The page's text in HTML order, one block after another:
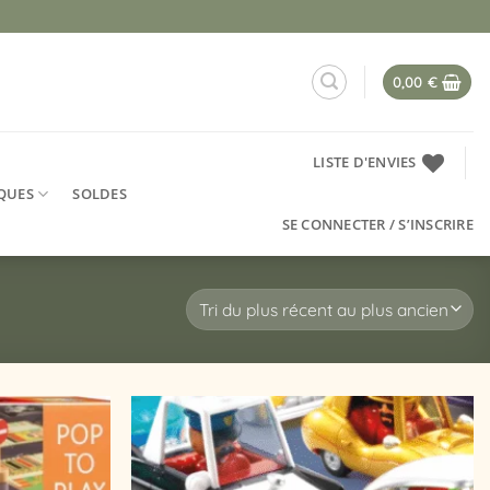
0,00 €
SOLDES
LISTE D'ENVIES
SE CONNECTER / S’INSCRIRE
Ajouter
à la
liste
Ajouter
liste